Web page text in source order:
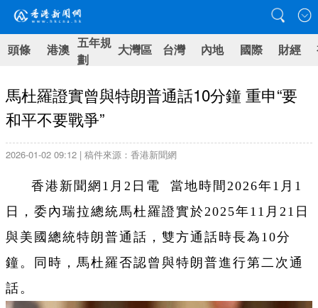
頭條 港澳 五年規
劃
大灣區 台灣 內地 國際 財經
馬杜羅證實曾與特朗普通話10分鐘 重申“要
和平不要戰爭”
2026-01-02 09:12 | 稿件來源：香港新聞網
香港新聞網1月2日電 當地時間2026年1月1
日，委內瑞拉總統馬杜羅證實於2025年11月21日
與美國總統特朗普通話，雙方通話時長為10分
鐘。同時，馬杜羅否認曾與特朗普進行第二次通
話。